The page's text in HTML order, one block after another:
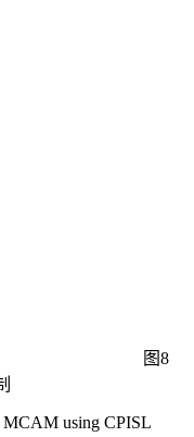
图8
MCAM using CPISL